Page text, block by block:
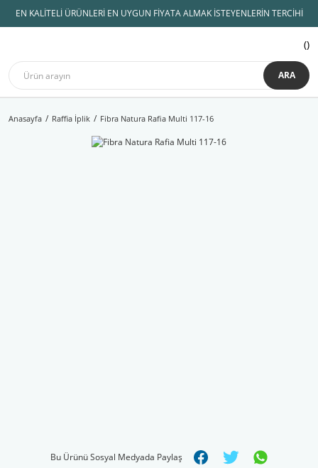
EN KALİTELİ ÜRÜNLERİ EN UYGUN FİYATA ALMAK İSTEYENLERİN TERCİHİ
ARA
Anasayfa Raffia İplik Fibra Natura Rafia Multi 117-16
Bu Ürünü Sosyal Medyada Paylaş